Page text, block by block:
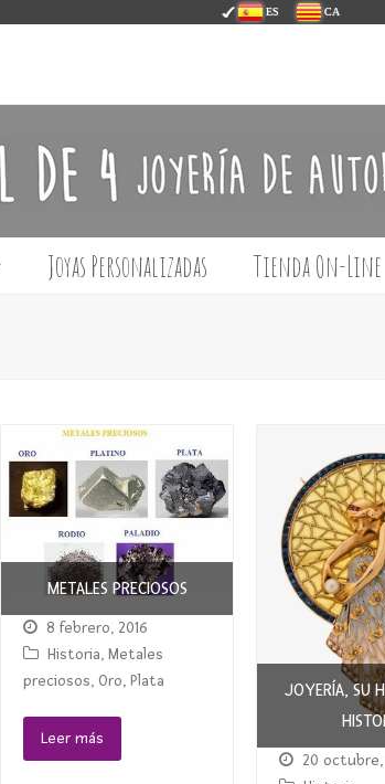
ES CA
Joyas Personalizadas Tienda On-Line
METALES PRECIOSOS
8 febrero, 2016
Historia,Metales
preciosos, Oro,Plata
Leer más
JOYERÍA, SU
20 octubre,